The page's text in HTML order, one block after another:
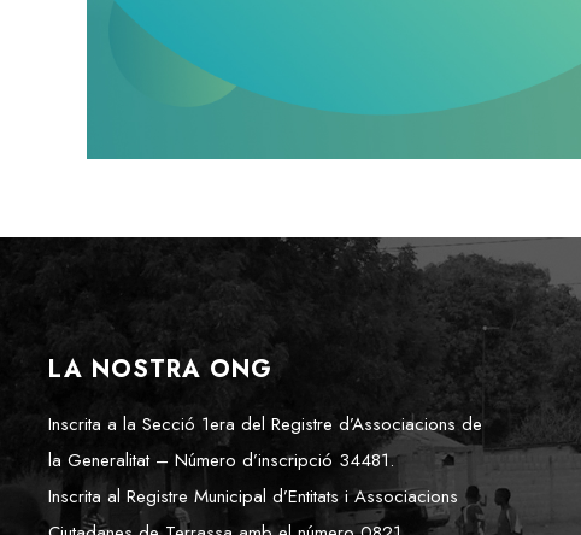
LA NOSTRA ONG
Inscrita a la Secció 1era del Registre d’Associacions de
la Generalitat – Número d’inscripció 34481.
Inscrita al Registre Municipal d’Entitats i Associacions